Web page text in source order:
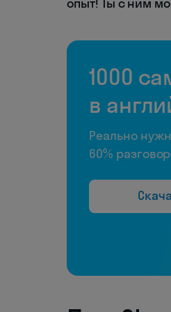
1000
в
Реально
60%